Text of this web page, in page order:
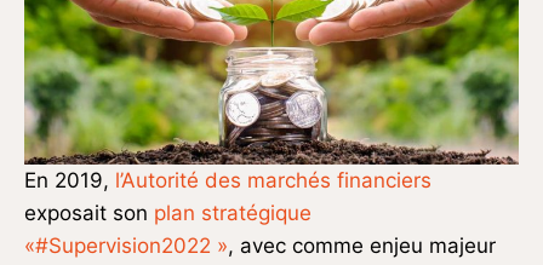
En 2019, l’Autorité des marchés financiers
exposait son plan stratégique
«#Supervision2022 », avec comme enjeu majeur